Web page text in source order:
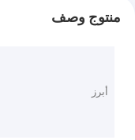
منتوج وصف
أبرز